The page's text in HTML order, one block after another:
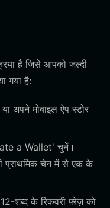
है जिसे आपको जल्दी
गया है:
अपने मोबाइल ऐप स्टोर
a Wallet' चुनें।
प्राथमिक चेन में से एक के
शब्द के रिकवरी फ़्रेज़ को